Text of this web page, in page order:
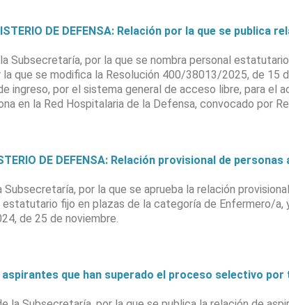
DE DEFENSA: Relación por la que se
Subsecretaría, por la que se nombra personal
que se modifica la Resolución 400/38013/2025, de 15
ingreso, por el sistema general de acceso libre, para el
en la Red Hospitalaria de la Defensa, convocado por
DE DEFENSA: Relación provisional de
por la que se aprueba la relación
fijo en plazas de la categoría de Enfermero/a,
de 25 de noviembre.
aspirantes que han superado el proceso selectivo